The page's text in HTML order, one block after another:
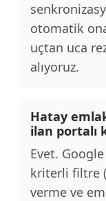
otomatik
uçtan uca
alıyoruz.
Hatay
ilan portalı
Evet.
kriterli filtre
verme ve